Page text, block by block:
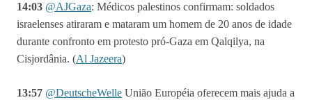
14:03 @AJGaza: Médicos palestinos confirmam: soldados
israelenses atiraram e mataram um homem de 20 anos de idade
durante confronto em protesto pró-Gaza em Qalqilya, na
Cisjordânia. (Al Jazeera)
13:57 @DeutscheWelle União Européia oferecem mais ajuda a